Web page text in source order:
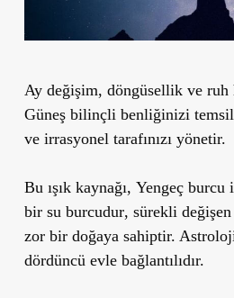
Ay değişim, döngüsellik ve
Güneş bilinçli benliğinizi
ve irrasyonel tarafınızı yönetir.
Bu ışık kaynağı, Yengeç
bir su burcudur, sürekli
zor bir doğaya sahiptir.
dördüncü evlebağlantılıdır.